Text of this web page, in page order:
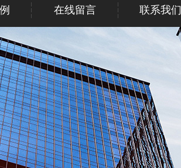
在线留言 联系我们